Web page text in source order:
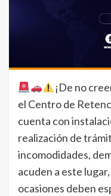
¡De no
el Centro de
cuenta con
realización de
incomodidades,
acuden a este
ocasiones deben